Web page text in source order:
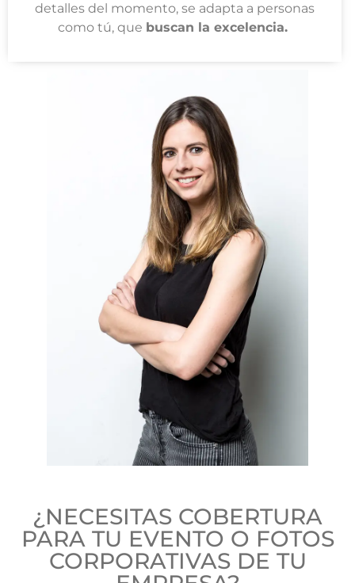
detalles del momento, se adapta a personas
como tú, que buscan la excelencia.
¿NECESITAS COBERTURA
PARA TU EVENTO O FOTOS
CORPORATIVAS DE TU